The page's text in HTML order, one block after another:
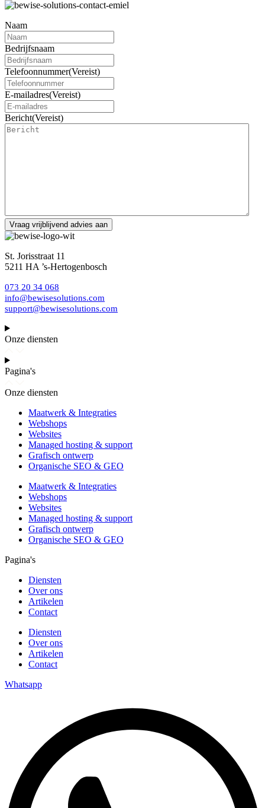
Naam
Bedrijfsnaam
Telefoonnummer(Vereist)
E-mailadres(Vereist)
Bericht(Vereist)
St. Jorisstraat 11
5211 HA ’s-Hertogenbosch
073 20 34 068
info@bewisesolutions.com
support@bewisesolutions.com
Onze diensten
Pagina's
Onze diensten
Maatwerk & Integraties
Webshops
Websites
Managed hosting & support
Grafisch ontwerp
Organische SEO & GEO
Maatwerk & Integraties
Webshops
Websites
Managed hosting & support
Grafisch ontwerp
Organische SEO & GEO
Pagina's
Diensten
Over ons
Artikelen
Contact
Diensten
Over ons
Artikelen
Contact
Whatsapp